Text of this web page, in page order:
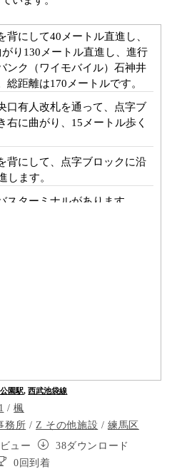
背にして40メートル直進し、
り130メートル直進し、進行
ンク（ワイモバイル）石神井
総距離は170メートルです。
口有人改札を通って、点字ブ
右に曲がり、15メートル歩く
背にして、点字ブロックに沿
します。
スターミナルがあります。
あります。
す。
あります。
園駅, 西武池袋線
/楓
務所 /Z その他施設 /練馬区
ュー
38ダウンロード
0回到着